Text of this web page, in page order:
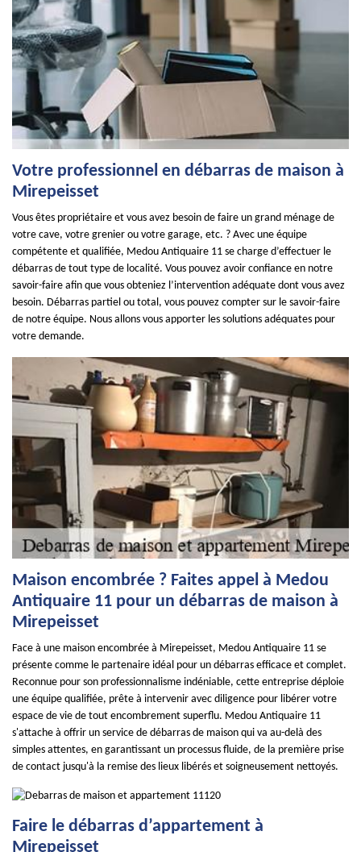
Votre professionnel en débarras de maison à
Mirepeisset
Vous êtes propriétaire et vous avez besoin de faire un grand ménage de
votre cave, votre grenier ou votre garage, etc. ? Avec une équipe
compétente et qualifiée, Medou Antiquaire 11 se charge d’effectuer le
débarras de tout type de localité. Vous pouvez avoir confiance en notre
savoir-faire afin que vous obteniez l’intervention adéquate dont vous avez
besoin. Débarras partiel ou total, vous pouvez compter sur le savoir-faire
de notre équipe. Nous allons vous apporter les solutions adéquates pour
votre demande.
Maison encombrée ? Faites appel à Medou
Antiquaire 11 pour un débarras de maison à
Mirepeisset
Face à une maison encombrée à Mirepeisset, Medou Antiquaire 11 se
présente comme le partenaire idéal pour un débarras efficace et complet.
Reconnue pour son professionnalisme indéniable, cette entreprise déploie
une équipe qualifiée, prête à intervenir avec diligence pour libérer votre
espace de vie de tout encombrement superflu. Medou Antiquaire 11
s'attache à offrir un service de débarras de maison qui va au-delà des
simples attentes, en garantissant un processus fluide, de la première prise
de contact jusqu'à la remise des lieux libérés et soigneusement nettoyés.
Faire le débarras d’appartement à
Mirepeisset